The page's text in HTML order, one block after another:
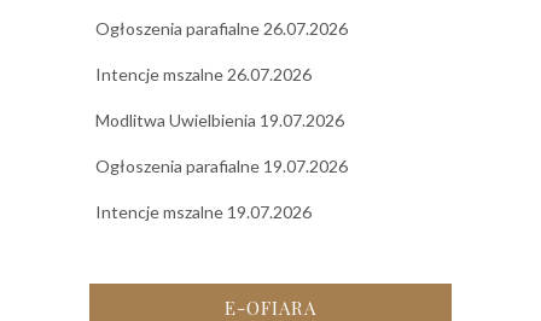
Ogłoszenia parafialne 26.07.2026
Intencje mszalne 26.07.2026
Modlitwa Uwielbienia 19.07.2026
Ogłoszenia parafialne 19.07.2026
Intencje mszalne 19.07.2026
E-OFIARA